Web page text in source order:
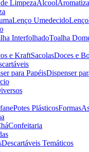
LimpezaÁlcool
Lenço Umedecido
InterfolhadoToalha
e KraftSacolasDoces e
para PapéisDispenser
Potes PlásticosFormas
Confeitaria
Descartáveis Temáticos